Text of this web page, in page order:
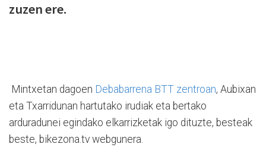
zuzen ere.
Mintxetan dagoen Debabarrena BTT zentroan, Aubixan
eta Txarridunan hartutako irudiak eta bertako
arduradunei egindako elkarrizketak igo dituzte, besteak
beste, bikezona.tv webgunera.